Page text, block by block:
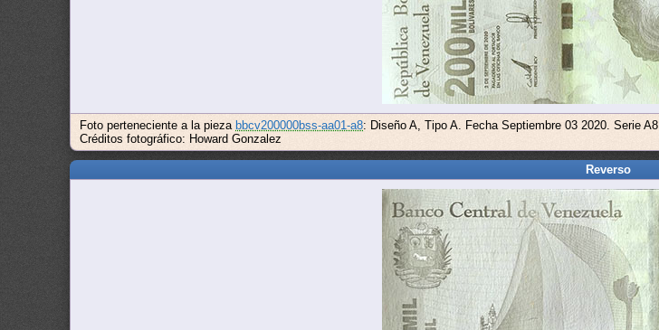
Foto perteneciente a la pieza bbcv200000bss-aa01-a8: Diseño A, Tipo A. Fecha Septiembre 03 2020. Serie A8
Créditos fotográfico: Howard Gonzalez
Reverso